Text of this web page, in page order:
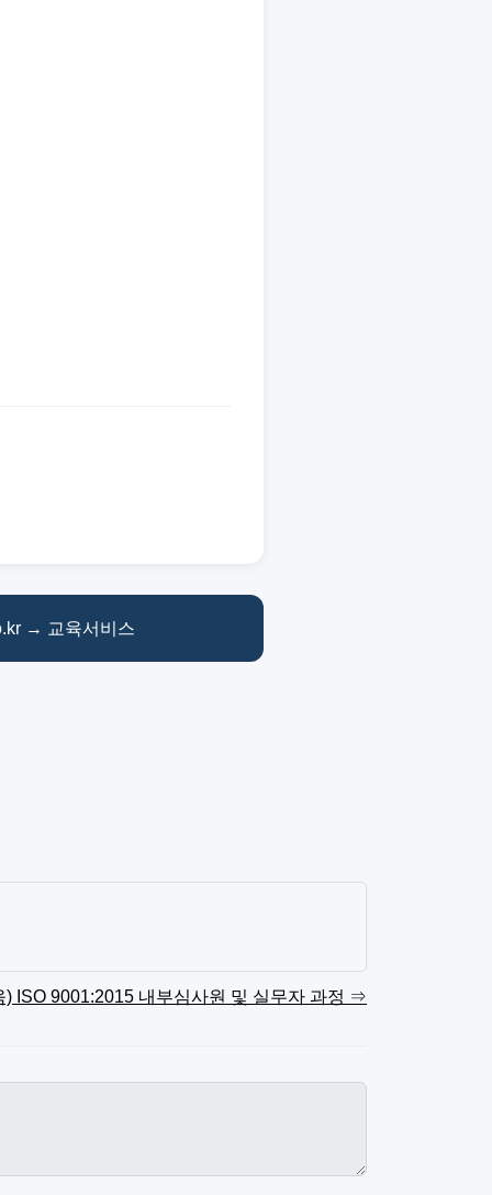
→ 교육서비스
) ISO 9001:2015 내부심사원 및 실무자 과정 ⇒